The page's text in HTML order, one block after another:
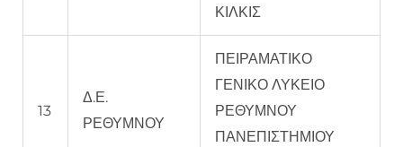
ΚΙΛΚΙΣ
13
Δ.Ε.
ΡΕΘΥΜΝΟΥ
ΠΕΙΡΑΜΑΤΙΚΟ
ΓΕΝΙΚΟ ΛΥΚΕΙΟ
ΡΕΘΥΜΝΟΥ
ΠΑΝΕΠΙΣΤΗΜΙΟΥ